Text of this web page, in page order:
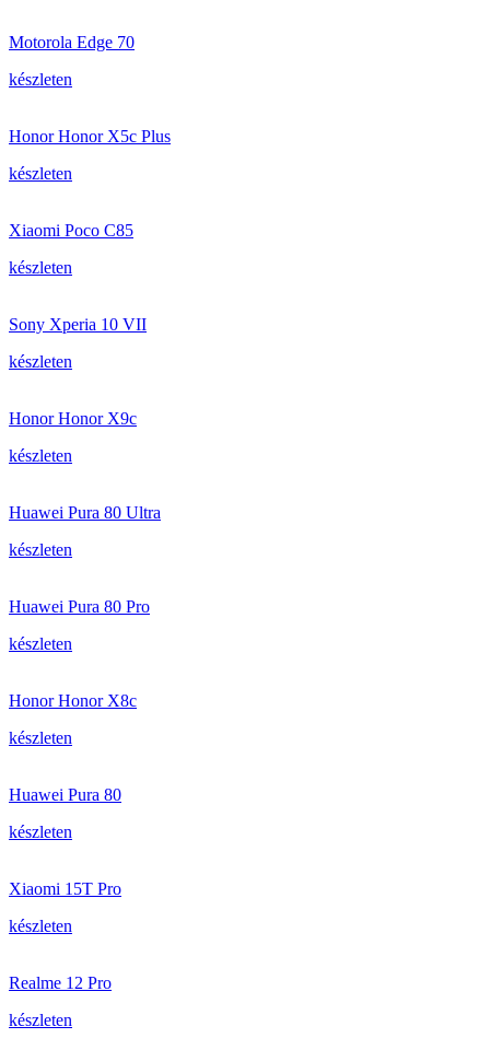
Motorola Edge 70
készleten
Honor Honor X5c Plus
készleten
Xiaomi Poco C85
készleten
Sony Xperia 10 VII
készleten
Honor Honor X9c
készleten
Huawei Pura 80 Ultra
készleten
Huawei Pura 80 Pro
készleten
Honor Honor X8c
készleten
Huawei Pura 80
készleten
Xiaomi 15T Pro
készleten
Realme 12 Pro
készleten